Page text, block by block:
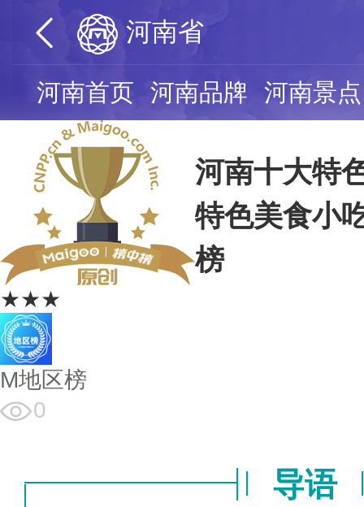
河南省
河南首页 河南品牌 河南景点
★★★
河南十大特
特色美食小
榜
M地区榜
0
导语